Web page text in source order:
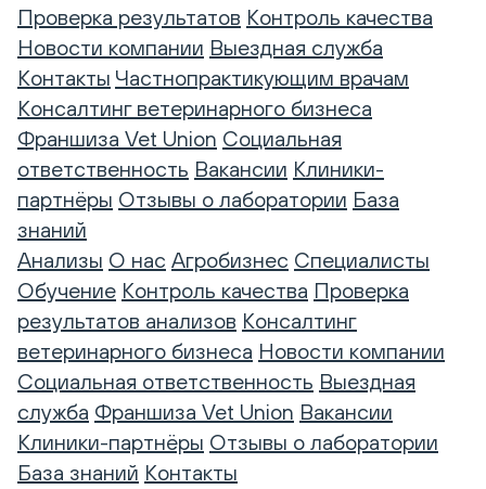
Проверка результатов Контроль качества
Новости компании Выездная служба
Контакты Частнопрактикующим врачам
Консалтинг ветеринарного бизнеса
Франшиза Vet Union Социальная
ответственность Вакансии Клиники-
партнёры Отзывы о лаборатории База
знаний
Анализы О нас Агробизнес Специалисты
Обучение Контроль качества Проверка
результатов анализов Консалтинг
ветеринарного бизнеса Новости компании
Социальная ответственность Выездная
служба Франшиза Vet Union Вакансии
Клиники-партнёры Отзывы о лаборатории
База знаний Контакты